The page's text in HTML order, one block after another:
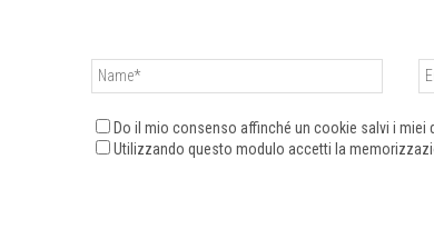
Do il mio consenso affinché un cookie salvi i
Utilizzando questo modulo accetti la